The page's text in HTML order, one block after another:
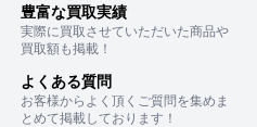
豊富な買取実績
実際に買取させていただいた商品や
買取額も掲載！
よくある質問
お客様からよく頂くご質問を集めま
とめて掲載しております！